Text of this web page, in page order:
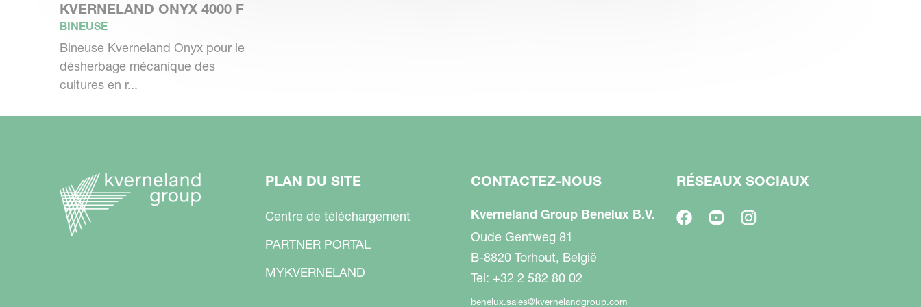
KVERNELAND ONYX 4000 F
BINEUSE
Bineuse Kverneland Onyx pour le
désherbage mécanique des
cultures en r...
PLAN DU SITE
Centre de téléchargement
PARTNER PORTAL
MYKVERNELAND
CONTACTEZ-NOUS
Kverneland Group Benelux B.V.
Oude Gentweg 81
B-8820 Torhout, België
Tel: +32 2 582 80 02
benelux.sales@kvernelandgroup.com
RÉSEAUX SOCIAUX